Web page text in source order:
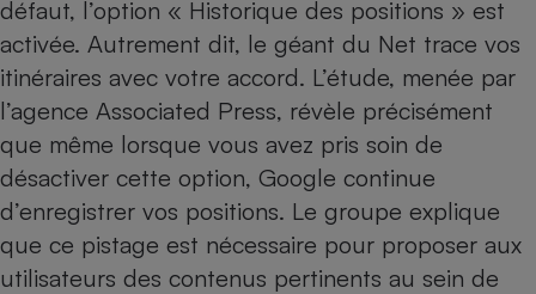
défaut, l’option « Historique des positions » est
activée. Autrement dit, le géant du Net trace vos
itinéraires avec votre accord. L’étude, menée par
l’agence Associated Press, révèle précisément
que même lorsque vous avez pris soin de
désactiver cette option, Google continue
d’enregistrer vos positions. Le groupe explique
que ce pistage est nécessaire pour proposer aux
utilisateurs des contenus pertinents au sein de
Climatiseur -
Antivirus
Climatiseur -
Ventilateur